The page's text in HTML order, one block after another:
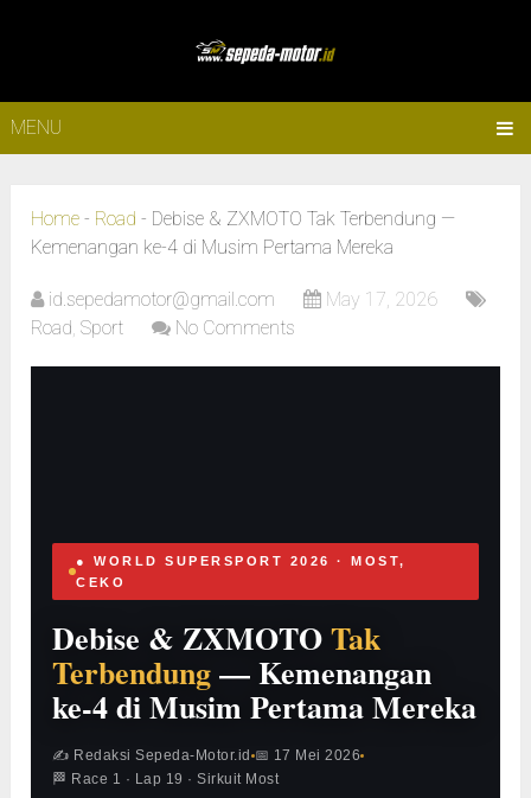
MENU
Home - Road - Debise & ZXMOTO Tak Terbendung —
Kemenangan ke-4 di Musim Pertama Mereka
id.sepedamotor@gmail.com
May 17, 2026
Road,Sport No Comments
● WORLD SUPERSPORT 2026 · MOST,
CEKO
Debise & ZXMOTOTak
Terbendung— Kemenangan
ke-4 di Musim Pertama Mereka
✍ Redaksi Sepeda-Motor.id 📅 17 Mei 2026
🏁 Race 1 · Lap 19 · Sirkuit Most